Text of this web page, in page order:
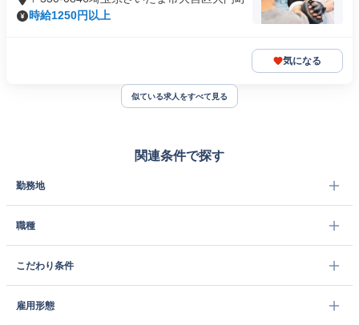
時給1250円以上
気になる
似ている求人をすべて見る
関連条件で探す
勤務地
職種
こだわり条件
雇用形態